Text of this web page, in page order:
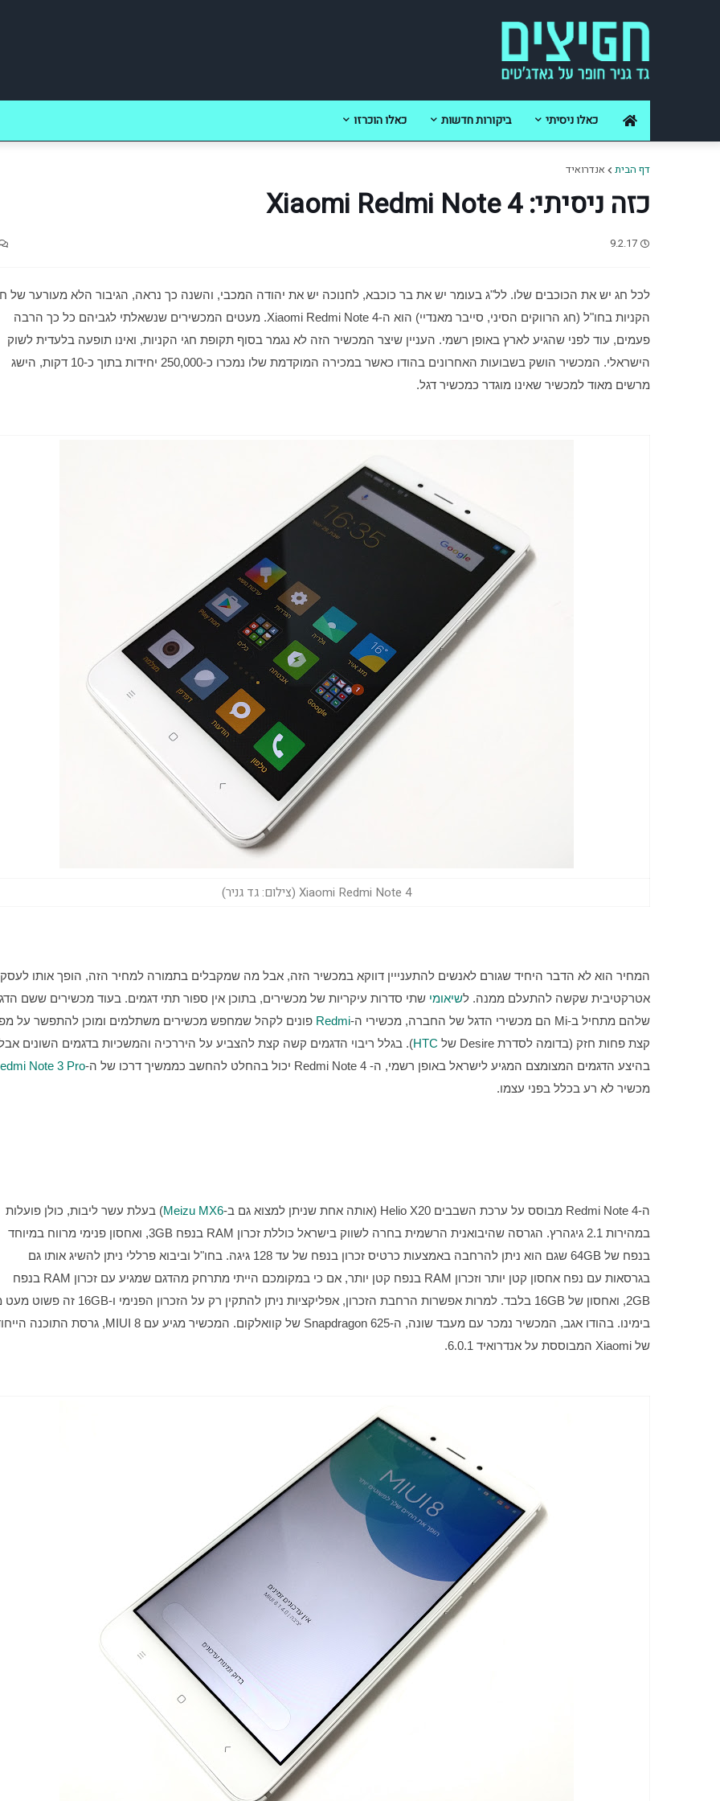
כאלו ניסיתי ביקורות חדשות כאלו הוכרזו
דף הבית אנדרואיד
כזה ניסיתי: Xiaomi Redmi Note 4
9.2.17
מרשים מאוד למכשיר שאינו מוגדר כמכשיר דגל.
Xiaomi Redmi Note 4 (צילום: גד גניר)
אטרקטיבית שקשה להתעלם ממנה. לשיאומי
שלהם מתחיל ב-Mi הם מכשירי הדגל של החברה, מכשירי ה-
Redmi
קצת פחות חזק (בדומה לסדרת Desire של
HTC
בהיצע הדגמים המצומצם המגיע לישראל באופן רשמי, ה- Redmi Note 4 יכול בהחלט להחשב כממשיך דרכו של ה-
Note 3 Pro
מכשיר לא רע בכלל בפני עצמו.
ה-Redmi Note 4 מבוסס על ערכת השבבים Helio X20 (אותה אחת שניתן למצוא גם ב- Meizu MX6
של Xiaomi המבוססת על אנדרואיד 6.0.1.